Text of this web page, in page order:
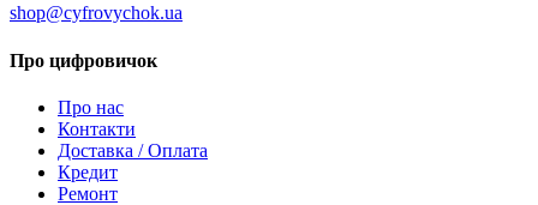
shop@cyfrovychok.ua
Про цифровичок
Про нас
Контакти
Доставка / Оплата
Кредит
Ремонт